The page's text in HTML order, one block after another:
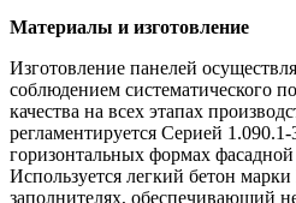
Материалы и изготовление
Изготовление панелей
соблюдением систематического
качества на всех этапах
регламентируется Серией
горизонтальных формах
Используется легкий бетон
заполнителях, обеспечивающий